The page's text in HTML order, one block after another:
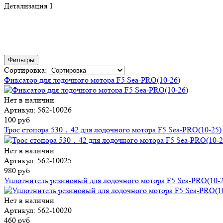
Детализация 1
Фильтры
Сортировка:
Фиксатор для лодочного мотора F5 Sea-PRO(10-26)
Нет в наличии
Артикул: 562-10026
100 руб
Трос стопора 530，42 для лодочного мотора F5 Sea-PRO(10-25)
Нет в наличии
Артикул: 562-10025
980 руб
Уплотнитель резиновый для лодочного мотора F5 Sea-PRO(10-
Нет в наличии
Артикул: 562-10020
460 руб